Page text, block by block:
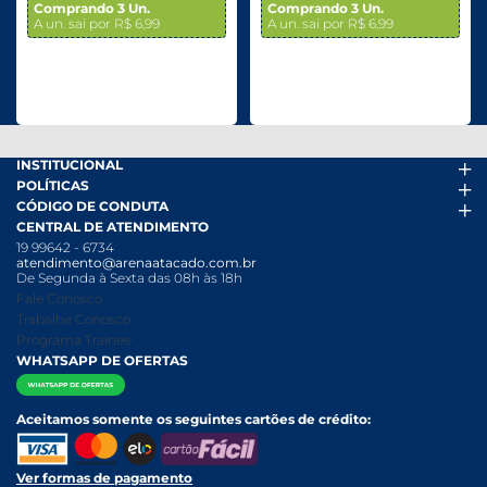
Comprando 3 Un.
A un. sai por R$ 6,99
Comprando 3 Un.
A un. sai por R$ 6,99
INSTITUCIONAL
Arena Mais
Fácil Pra Pagar
Ofertas
Folheto
Nossas Lojas
Nossa História
Relatório Transparência Salarial
POLÍTICAS
Termos de uso
Política de Trocas e Devoluções
Política de Privacidade
Política Anticorrupção
Política de entrega e Retirada
Política de Pagamento
CÓDIGO DE CONDUTA
Código de conduta PDF
Canal de Denúncias
Canal de Denúncias da Mulher
CENTRAL DE ATENDIMENTO
19 99642 - 6734
atendimento@arenaatacado.com.br
De Segunda à Sexta das 08h às 18h
Fale Conosco
Trabalhe Conosco
Programa Trainee
WHATSAPP DE OFERTAS
Aceitamos somente os seguintes cartões de crédito:
Ver formas de pagamento